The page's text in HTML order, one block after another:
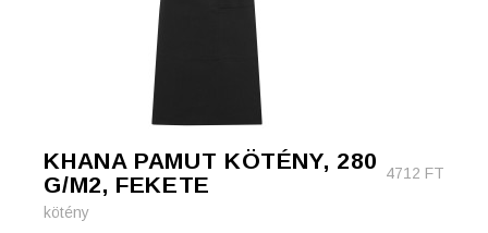
KHANA PAMUT KÖTÉNY, 280
G/M2, FEKETE
4712 FT
kötény